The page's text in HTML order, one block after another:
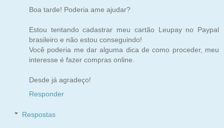
Boa tarde! Poderia ame ajudar?
Estou tentando cadastrar meu cartão Leupay no Paypal
brasileiro e não estou conseguindo!
Você poderia me dar alguma dica de como proceder, meu
interesse é fazer compras online.
Desde já agradeço!
Responder
Respostas